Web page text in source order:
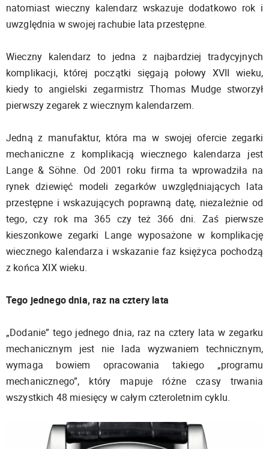
natomiast wieczny kalendarz wskazuje dodatkowo rok i
uwzględnia w swojej rachubie lata przestępne.
Wieczny kalendarz to jedna z najbardziej tradycyjnych
komplikacji, której początki sięgają połowy XVII wieku,
kiedy to angielski zegarmistrz Thomas Mudge stworzył
pierwszy zegarek z wiecznym kalendarzem.
Jedną z manufaktur, która ma w swojej ofercie zegarki
mechaniczne z komplikacją wiecznego kalendarza jest
Lange & Söhne. Od 2001 roku firma ta wprowadziła na
rynek dziewięć modeli zegarków uwzględniających lata
przestępne i wskazujących poprawną datę, niezależnie od
tego, czy rok ma 365 czy też 366 dni. Zaś pierwsze
kieszonkowe zegarki Lange wyposażone w komplikację
wiecznego kalendarza i wskazanie faz księżyca pochodzą
z końca XIX wieku.
Tego jednego dnia, raz na cztery lata
„Dodanie” tego jednego dnia, raz na cztery lata w zegarku
mechanicznym jest nie lada wyzwaniem technicznym,
wymaga bowiem opracowania takiego „programu
mechanicznego”, który mapuje różne czasy trwania
wszystkich 48 miesięcy w całym czteroletnim cyklu.